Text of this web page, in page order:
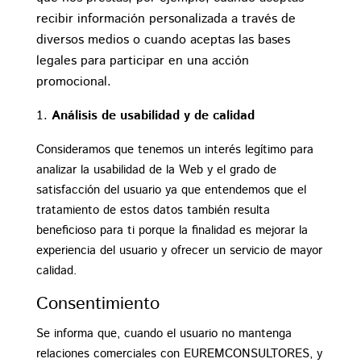
recibir información personalizada a través de
diversos medios o cuando aceptas las bases
legales para participar en una acción
promocional.
Análisis de usabilidad y de calidad
Consideramos que tenemos un interés legítimo para
analizar la usabilidad de la Web y el grado de
satisfacción del usuario ya que entendemos que el
tratamiento de estos datos también resulta
beneficioso para ti porque la finalidad es mejorar la
experiencia del usuario y ofrecer un servicio de mayor
calidad.
Consentimiento
Se informa que, cuando el usuario no mantenga
relaciones comerciales con EUREMCONSULTORES, y